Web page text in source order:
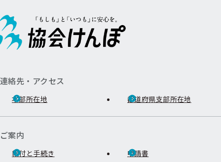
連絡先・アクセス
本部所在地 都道府県支部所在地
ご案内
給付と手続き 申請書